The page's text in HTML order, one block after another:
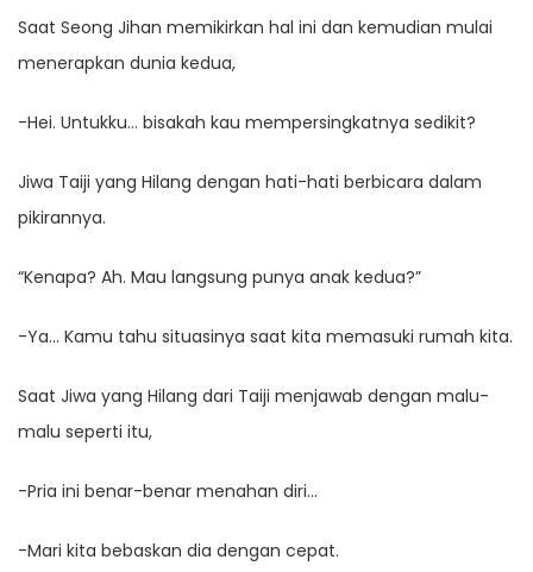
Saat Seong Jihan memikirkan hal ini dan kemudian mulai
menerapkan dunia kedua,
-Hei. Untukku… bisakah kau mempersingkatnya sedikit?
Jiwa Taiji yang Hilang dengan hati-hati berbicara dalam
pikirannya.
“Kenapa? Ah. Mau langsung punya anak kedua?”
-Ya… Kamu tahu situasinya saat kita memasuki rumah kita.
Saat Jiwa yang Hilang dari Taiji menjawab dengan malu-
malu seperti itu,
-Pria ini benar-benar menahan diri…
-Mari kita bebaskan dia dengan cepat.